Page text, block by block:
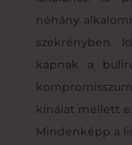
néhány
szekrényben.
kapnak a
kínálat mellett
Mindenképp a